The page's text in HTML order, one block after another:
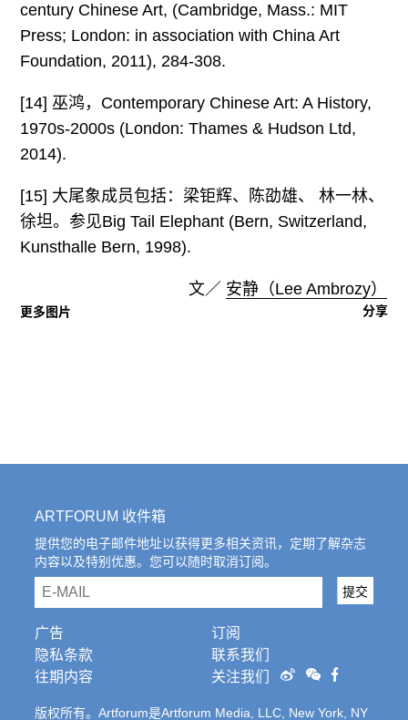
century Chinese Art, (Cambridge, Mass.: MIT
Press; London: in association with China Art
Foundation, 2011), 284-308.
[14] 巫鸿，Contemporary Chinese Art: A History,
1970s-2000s (London: Thames & Hudson Ltd,
2014).
[15] 大尾象成员包括：梁钜辉、陈劭雄、 林一林、
徐坦。参见Big Tail Elephant (Bern, Switzerland,
Kunsthalle Bern, 1998).
文／ 安静（Lee Ambrozy）
更多图片 分享
ARTFORUM 收件箱
提供您的电子邮件地址以获得更多相关资讯，定期了解杂志
内容以及特别优惠。您可以随时取消订阅。
email 提交
广告
隐私条款
往期内容
订阅
联系我们
关注我们
版权所有。Artforum是Artforum Media, LLC, New York, NY